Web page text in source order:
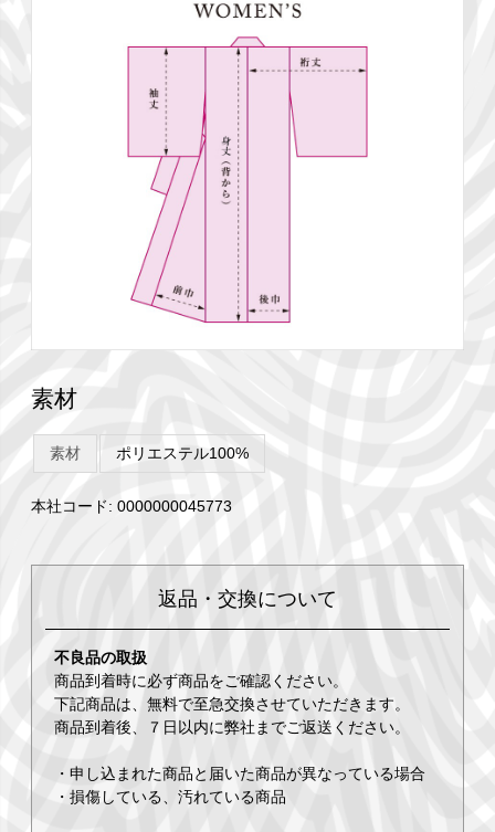
素材
素材 ポリエステル100%
本社コード: 0000000045773
返品・交換について
不良品の取扱
商品到着時に必ず商品をご確認ください。
下記商品は、無料で至急交換させていただきます。
商品到着後、７日以内に弊社までご返送ください。
・申し込まれた商品と届いた商品が異なっている場合
・損傷している、汚れている商品